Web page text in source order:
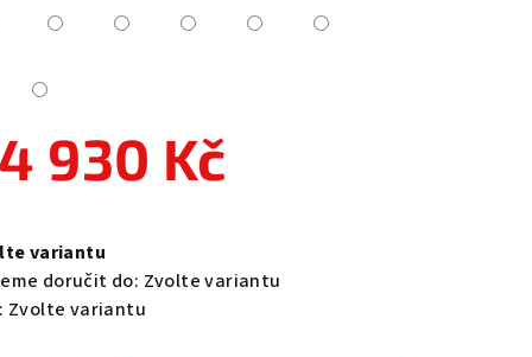
930 Kč
variantu
doručit do: Zvolte variantu
Zvolte variantu